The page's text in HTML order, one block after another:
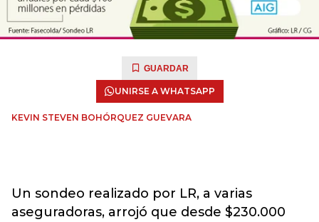
GUARDAR
UNIRSE A WHATSAPP
KEVIN STEVEN BOHÓRQUEZ GUEVARA
Un sondeo realizado por LR, a varias
aseguradoras, arrojó que desde $230.000